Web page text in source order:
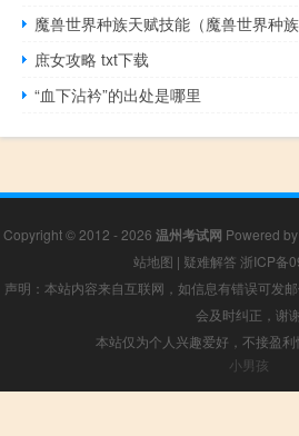
魔兽世界种族天赋技能（魔兽世界种族
庶女攻略 txt下载
“血下沾衿”的出处是哪里
Copyright © 2012 - 2026 温州考试网 Powered by
站地图 | 疑难解答 浙ICP备
声明：本站内容来自互联网，如信息有错误可发
会及时纠正，谢
本站仅为个人兴趣爱好，不接盈
小男孩